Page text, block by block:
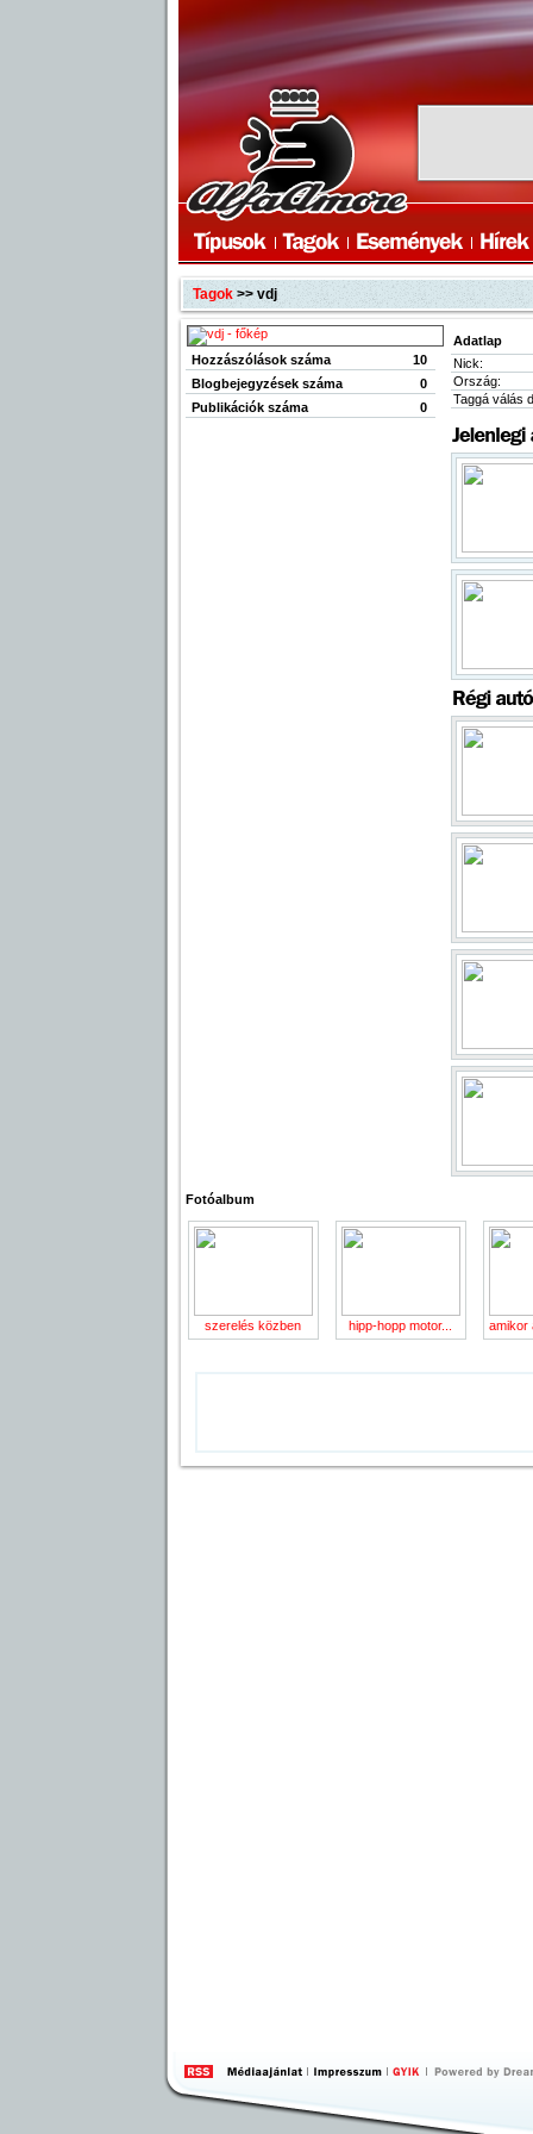
Tagok>> vdj
Hozzászólások száma
10
Blogbejegyzések száma
0
Publikációk száma
0
Adatlap
Nick:
Ország:
Taggá válás
Fotóalbum
szerelés közben hipp-hopp motor... amikor